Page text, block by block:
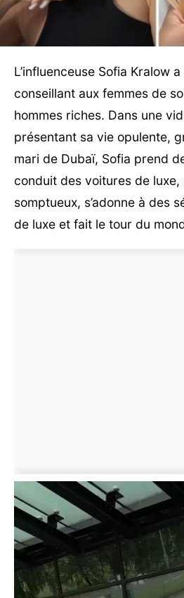
L’influenceuse Sofia Kralow
conseillant aux femmes de
hommes riches. Dans une
présentant sa vie opulente,
mari de Dubaï, Sofia prend
conduit des voitures de
somptueux, s’adonne à des
de luxe et fait le tour du
Lecteur
vidéo